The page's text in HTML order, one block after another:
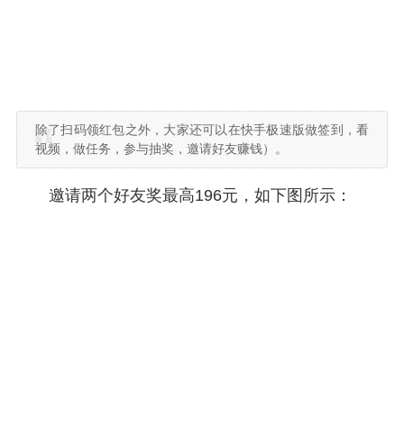
除了扫码领红包之外，大家还可以在快手极速版做签到，看
视频，做任务，参与抽奖，邀请好友赚钱）。
邀请两个好友奖最高196元，如下图所示：